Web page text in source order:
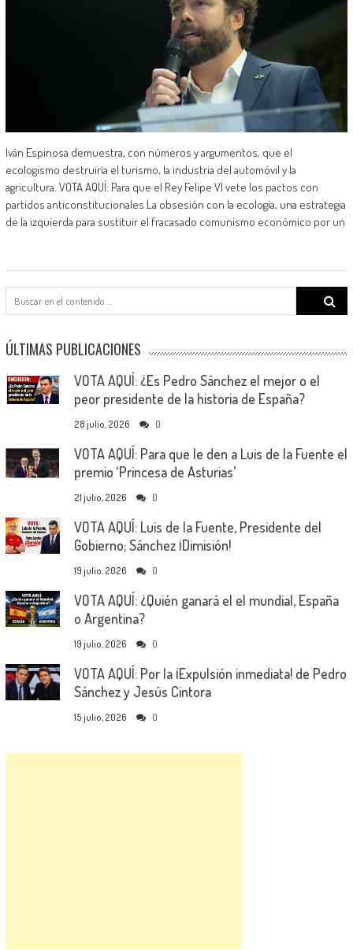
Iván Espinosa demuestra, con números y argumentos, que el
ecologismo destruiría el turismo, la industria del automóvil y la
agricultura. VOTA AQUÍ: Para que el Rey Felipe VI vete los pactos con
partidos anticonstitucionales La obsesión con la ecología, una estrategia
de la izquierda para sustituir el fracasado comunismo económico por un
Search
for:
ÚLTIMAS PUBLICACIONES
VOTA AQUÍ: ¿Es Pedro Sánchez el mejor o el
peor presidente de la historia de España?
28 julio, 2026 0
VOTA AQUÍ: Para que le den a Luis de la Fuente el
premio ‘Princesa de Asturias’
21 julio, 2026 0
VOTA AQUÍ: Luis de la Fuente, Presidente del
Gobierno; Sánchez ¡Dimisión!
19 julio, 2026 0
VOTA AQUÍ: ¿Quién ganará el el mundial, España
o Argentina?
19 julio, 2026 0
VOTA AQUÍ: Por la ¡Expulsión inmediata! de Pedro
Sánchez y Jesús Cintora
15 julio, 2026 0